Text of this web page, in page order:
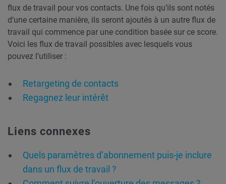
flux de travail pour vos contacts. Une fois qu’ils sont notés
d’une certaine manière, ils seront ajoutés à un autre flux de
travail qui commence par une condition basée sur ce score.
Voici les flux de travail possibles avec lesquels vous
pouvez l’utiliser :
Retargeting de contacts
Regagnez leur intérêt
Liens connexes
Quels paramètres d’abonnement puis-je inclure
dans un flux de travail ?